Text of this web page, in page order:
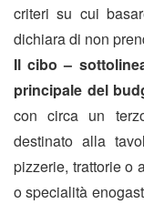
criteri su cui
dichiara di non
Il cibo –
principale del
con circa un
destinato alla
pizzerie, trattorie o
o specialità